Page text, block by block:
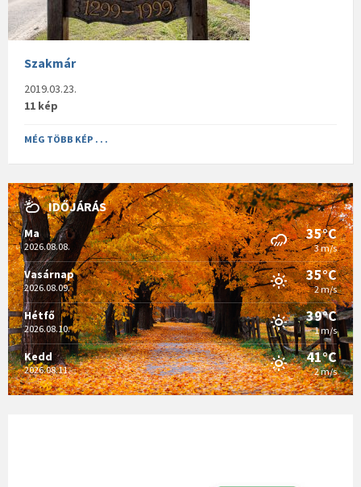
Szakmár
2019.03.23.
11 kép
MÉG TÖBB KÉP . . .
IDŐJÁRÁS
Ma
2026.08.08.
35°C
3 m/s
Vasárnap
2026.08.09.
35°C
2 m/s
Hétfő
2026.08.10.
39°C
1 m/s
Kedd
2026.08.11.
41°C
2 m/s